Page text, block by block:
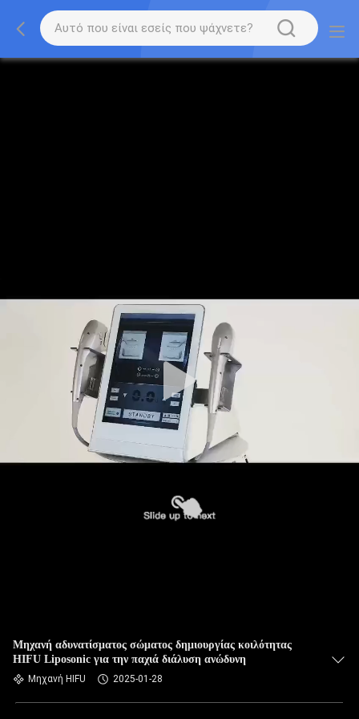
Μηχανή αδυνατίσματος σώματος δημιουργίας κοιλότητας
HIFU Liposonic για την παχιά διάλυση ανώδυνη
Μηχανή HIFU 2025-01-28